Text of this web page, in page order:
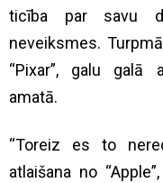
ticība par savu
neveiksmes.
“Pixar”, galu galā
amatā.
“Toreiz es to
atlaišana no